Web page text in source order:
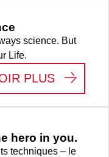
science. But
Life.
PLUS: LIFE
hero in you.
techniques – le